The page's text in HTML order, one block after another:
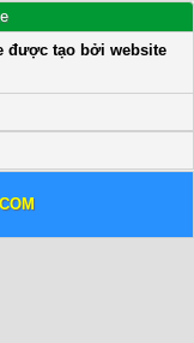
được tạo bởi website